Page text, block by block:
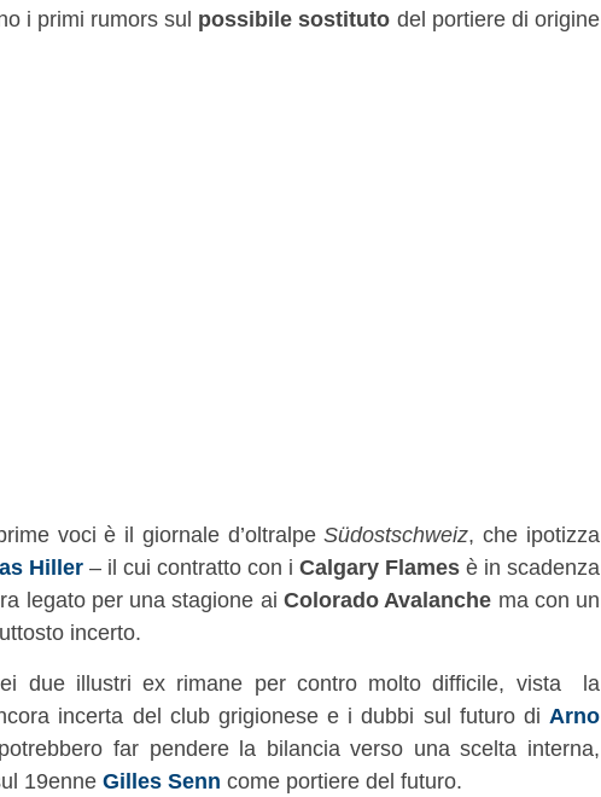
i primi rumors sul possibile sostituto del portiere di origine
voci è il giornale d’oltralpeSüdostschweiz, che ipotizza
Hiller – il cui contratto con i Calgary Flames è in scadenza
legato per una stagione ai Colorado Avalanche ma con un
incerto.
due illustri ex rimane per contro molto difficile, vista la
incerta del club grigionese e i dubbi sul futuro di Arno
far pendere la bilancia verso una scelta interna,
19enne Gilles Senn come portiere del futuro.